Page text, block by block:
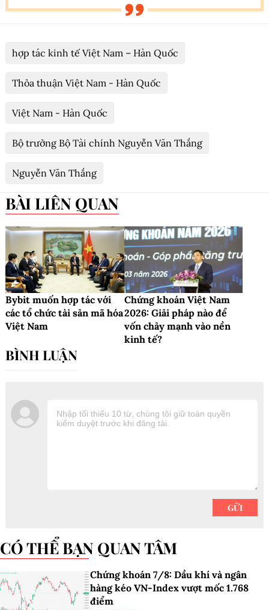
hợp tác kinh tế Việt Nam – Hàn Quốc
Thỏa thuận Việt Nam - Hàn Quốc
Việt Nam - Hàn Quốc
Bộ trưởng Bộ Tài chính Nguyễn Văn Thắng
Nguyễn Văn Thắng
BÀI LIÊN QUAN
Bybit muốn hợp tác với
các tổ chức tài sản mã hóa
Việt Nam
Chứng khoán Việt Nam
2026: Giải pháp nào để
vốn chảy mạnh vào nền
kinh tế?
CÓ THỂ BẠN QUAN TÂM
Chứng khoán 7/8: Dầu khí và ngân
hàng kéo VN-Index vượt mốc 1.768
điểm